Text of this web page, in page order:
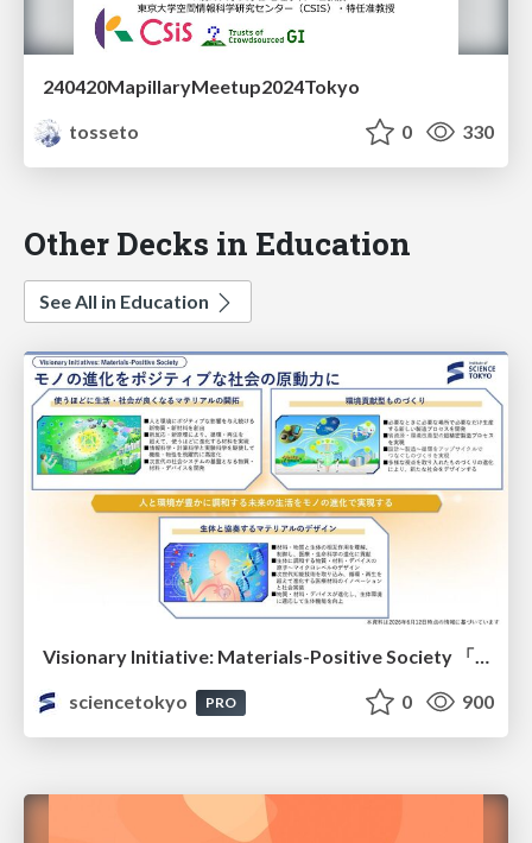
240420MapillaryMeetup2024Tokyo
tosseto
0 330
Other Decks in Education
See All in Education
sciencetokyo
PRO 0 900